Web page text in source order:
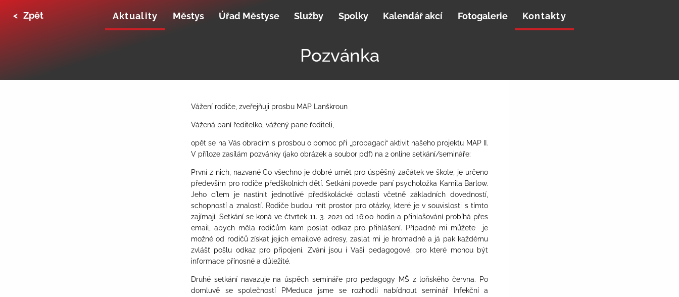
< Zpět Aktuality Městys Úřad Městyse Služby Spolky Kalendář akcí Fotogalerie Kontakty
Pozvánka
Vážení rodiče, zveřejňuji prosbu MAP Lanškroun
Vážená paní ředitelko, vážený pane řediteli,
opět se na Vás obracím s prosbou o pomoc při „propagaci“ aktivit našeho projektu MAP II.
V příloze zasílám pozvánky (jako obrázek a soubor pdf) na 2 online setkání/semináře:
První z nich, nazvanéCo všechno je dobré umět pro úspěšný začátek ve škole, je určeno
především pro rodiče předškolních dětí. Setkání povede paní psycholožka Kamila Barlow.
Jeho cílem je nastínit jednotlivé předškolácké oblasti včetně základních dovedností,
schopností a znalostí. Rodiče budou mít prostor pro otázky, které je v souvislosti s tímto
zajímají.Setkání se koná ve čtvrtek 11. 3. 2021 od 16:00 hodin a přihlašování probíhá přes
email
, abych měla rodičům kam poslat odkaz pro přihlášení. Případně mi můžete je
možné od rodičů získat jejich emailové adresy, zaslat mi je hromadně a já pak každému
zvlášť pošlu odkaz pro připojení. Zváni jsou i Vaši pedagogové, pro které mohou být
informace přínosné a důležité.
Druhé setkání navazuje na úspěch semináře pro pedagogy MŠ z loňského června. Po
domluvě se společností PMeduca jsme se rozhodli nabídnout seminář
Infekční a